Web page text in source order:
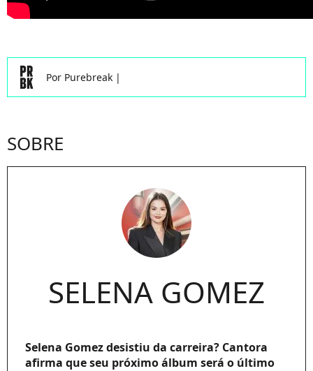
Por Purebreak |
SOBRE
SELENA GOMEZ
Selena Gomez desistiu da carreira? Cantora
afirma que seu próximo álbum será o último